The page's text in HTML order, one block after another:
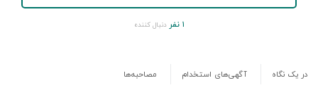
۱ نفر دنبال کننده
در یک نگاه آگهی‌های استخدام مصاحبه‌ها